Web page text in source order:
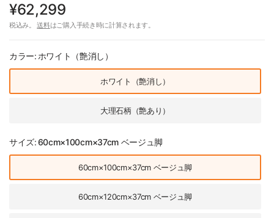
¥62,299
税込み。送料はご購入手続き時に計算されます。
カラー: ホワイト（艶消し）
ホワイト（艶消し）
大理石柄（艶あり）
サイズ:60cm×100cm×37cm ベージュ脚
60cm×100cm×37cm ベージュ脚
60cm×120cm×37cm ベージュ脚